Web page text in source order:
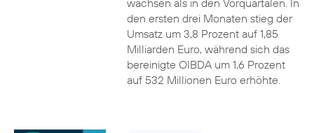
wachsen als in den Vorquartalen. In
den ersten drei Monaten stieg der
Umsatz um 3,8 Prozent auf 1,85
Milliarden Euro, während sich das
bereinigte OIBDA um 1,6 Prozent
auf 532 Millionen Euro erhöhte.